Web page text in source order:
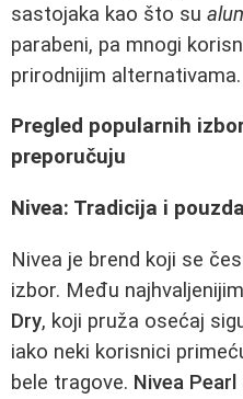
sastojaka kao što su
parabeni, pa mnogi
prirodnijim alternativama.
Pregled popularnih
preporučuju
Nivea: Tradicija i
Nivea je brend koji se
izbor. Među
Dry, koji pruža osećaj
iako neki korisnici
bele tragove. Nivea